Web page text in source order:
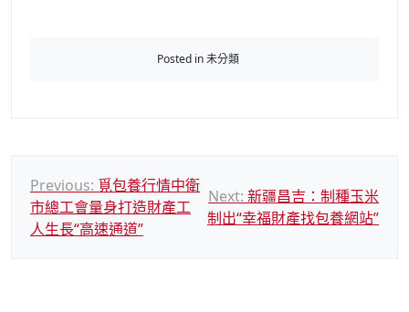
Posted in 未分類
文
章
導
Previous: 覓包養行情中衛
市總工會量身打造財產工
人生長“高速通道”
Next: 新疆昌吉：制種玉米
制出“幸福財產找包養網站”